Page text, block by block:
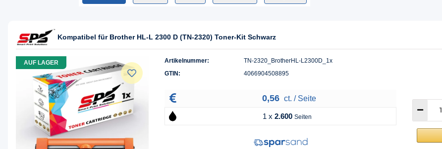
Kompatibel für Brother HL-L 2300 D (TN-2320) Toner-Kit Schwarz
AUF LAGER Artikelnummer:
TN-2320_BrotherHL-L2300D_1x
GTIN:
4066904508895
0,56 ct. / Seite
1 x 2.600 Seiten